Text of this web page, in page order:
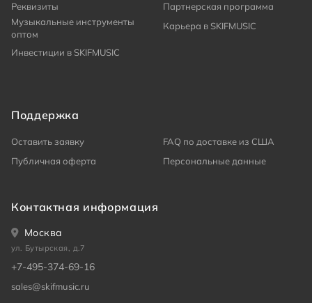
Реквизиты
Партнерская программа
Музыкальные инструменты
оптом
Карьера в SKIFMUSIC
Инвестиции в SKIFMUSIC
Поддержка
Оставить заявку
FAQ по доставке из США
Публичная оферта
Персональные данные
Контактная информация
Москва
ул. Бутырская, д.7
+7-495-374-69-16
sales@skifmusic.ru